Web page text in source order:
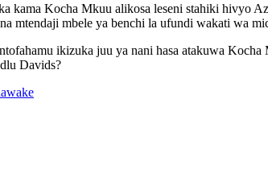
Kocha Mkuu alikosa leseni stahiki hivyo
mtendaji mbele ya benchi la ufundi wakati wa
ikizuka juu ya nani hasa atakuwa
Davids?